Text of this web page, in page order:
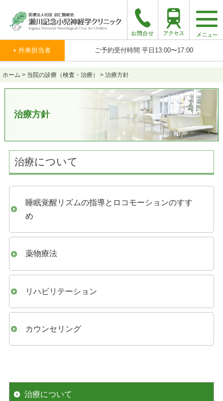
外来担当者 ご予約受付時間 平日13:00〜17:00
ホーム > 当院の診療（検査・治療） > 治療方針
治療方針
治療について
睡眠覚醒リズムの指導とロコモーションのすす
め
薬物療法
リハビリテーション
カウンセリング
治療について